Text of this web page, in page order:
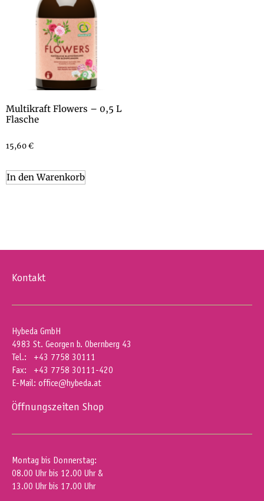
Multikraft Flowers – 0,5 L
Flasche
15,60€
In den Warenkorb
Kontakt
Hybeda GmbH
4983 St. Georgen b. Obernberg 43
Tel.: +43 7758 30111
Fax: +43 7758 30111-420
E-Mail: office@hybeda.at
Öffnungszeiten Shop
Montag bis Donnerstag:
08.00 Uhr bis 12.00 Uhr &
13.00 Uhr bis 17.00 Uhr